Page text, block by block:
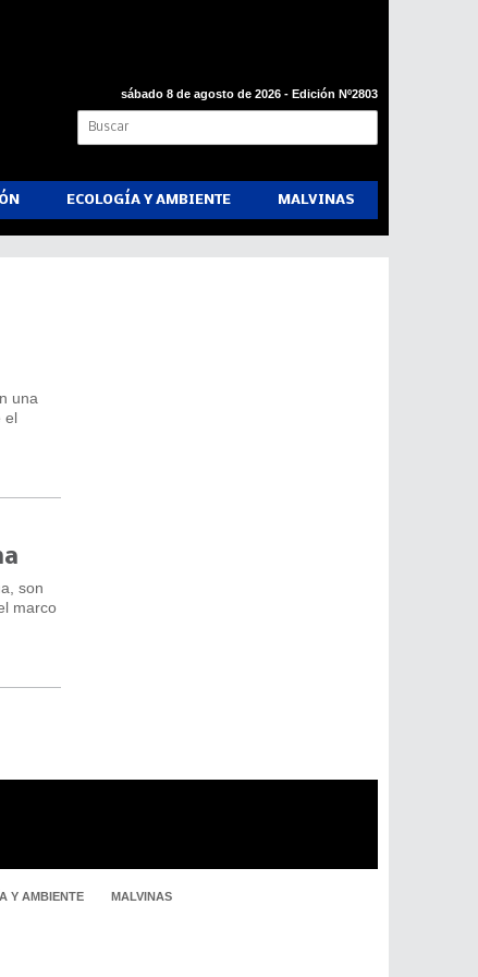
sábado 8 de agosto de 2026 - Edición Nº2803
ECOLOGÍA Y AMBIENTE MALVINAS
una
el
son
marco
Y AMBIENTE MALVINAS